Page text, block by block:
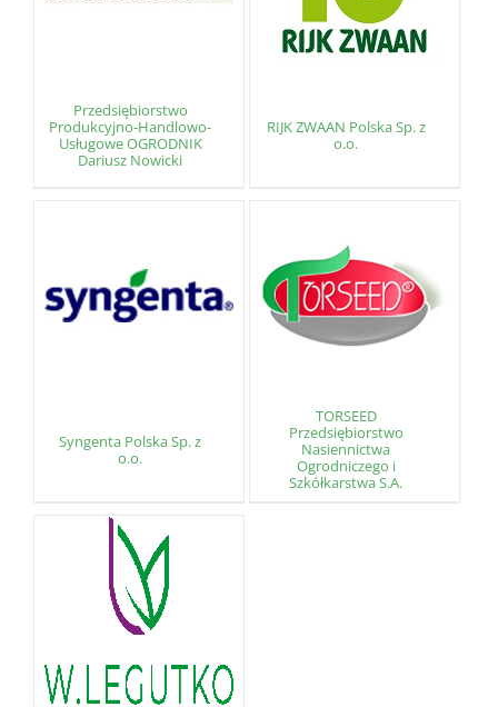
Przedsiębiorstwo
Produkcyjno-Handlowo-
Usługowe OGRODNIK
Dariusz Nowicki
RIJK ZWAAN Polska Sp. z
o.o.
Syngenta Polska Sp. z
o.o.
TORSEED
Przedsiębiorstwo
Nasiennictwa
Ogrodniczego i
Szkółkarstwa S.A.